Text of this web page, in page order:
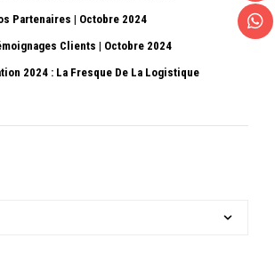
Partenaires | Octobre 2024
Clients | Octobre 2024
2024 : La Fresque De La Logistique